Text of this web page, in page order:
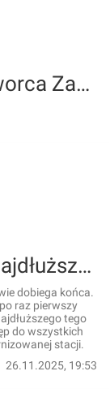
Trasa tramwajowa do Dworca Zachodniego
Warszawa Zachodnia z najdłuższym tunelem pod koleją w Polsce. Będzie wielkie otwarcie! [FILMY]
dobiega końca.
raz pierwszy
tego
do wszystkich
stacji.
26.11.2025, 19:53